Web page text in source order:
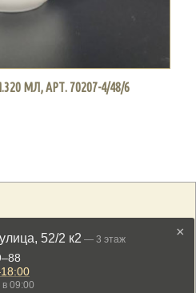
МЛ, АРТ. 70207-4/48/6